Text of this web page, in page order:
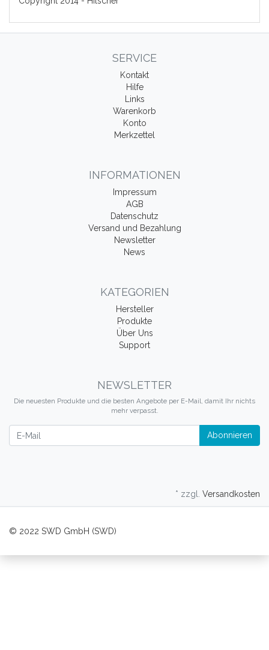
SERVICE
Kontakt
Hilfe
Links
Warenkorb
Konto
Merkzettel
INFORMATIONEN
Impressum
AGB
Datenschutz
Versand und Bezahlung
Newsletter
News
KATEGORIEN
Hersteller
Produkte
Über Uns
Support
NEWSLETTER
Die neuesten Produkte und die besten Angebote per E-Mail, damit Ihr nichts
mehr verpasst.
Abonnieren
* zzgl. Versandkosten
© 2022 SWD GmbH (SWD)